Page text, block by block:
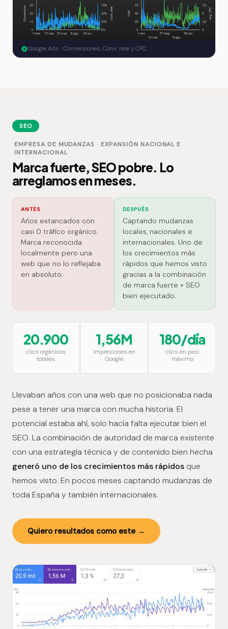
Google Ads · Conversiones, Conv. rate y CPC
SEO
EMPRESA DE MUDANZAS · EXPANSIÓN NACIONAL E
INTERNACIONAL
Marca fuerte, SEO pobre. Lo
arreglamos en meses.
ANTES
Años estancados con
casi 0 tráfico orgánico.
Marca reconocida
localmente pero una
web que no lo reflejaba
en absoluto.
DESPUÉS
Captando mudanzas
locales, nacionales e
internacionales. Uno de
los crecimientos más
rápidos que hemos visto
gracias a la combinación
de marca fuerte + SEO
bien ejecutado.
20.900
clics orgánicos
totales
1,56M
impresiones en
Google
180/día
clics en pico
máximo
Llevaban años con una web que no posicionaba nada
pese a tener una marca con mucha historia. El
potencial estaba ahí, solo hacía falta ejecutar bien el
SEO. La combinación de autoridad de marca existente
con una estrategia técnica y de contenido bien hecha
generó uno de los crecimientos más rápidos que
hemos visto. En pocos meses captando mudanzas de
toda España y también internacionales.
Quiero resultados como este →